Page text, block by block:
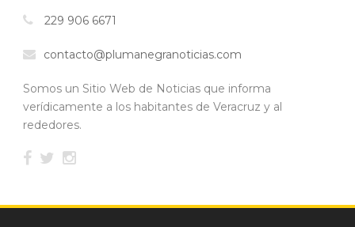
229 906 6671
contacto@plumanegranoticias.com
Somos un Sitio Web de Noticias que informa
verídicamente a los habitantes de Veracruz y al
rededores.